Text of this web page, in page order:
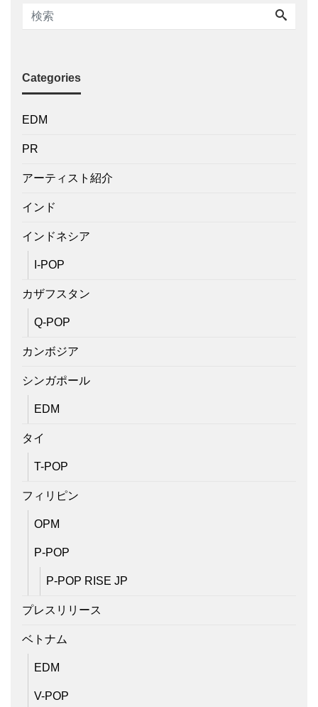
Categories
EDM
PR
アーティスト紹介
インド
インドネシア
I-POP
カザフスタン
Q-POP
カンボジア
シンガポール
EDM
タイ
T-POP
フィリピン
OPM
P-POP
P-POP RISE JP
プレスリリース
ベトナム
EDM
V-POP